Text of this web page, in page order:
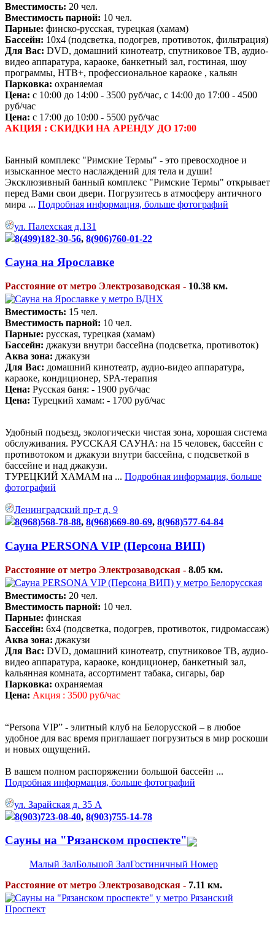
Вместимость: 20 чел.
Вместимость парной: 10 чел.
Парные: финско-русская, турецкая (хамам)
Бассейн: 10х4 (подсветка, подогрев, противоток, фильтрация)
Для Вас: DVD, домашний кинотеатр, спутниковое ТВ, аудио-
видео аппаратура, караоке, банкетный зал, гостиная, шоу
программы, НТВ+, профессиональное караоке , кальян
Парковка: охраняемая
Цена: с 10:00 до 14:00 - 3500 руб/час, с 14:00 до 17:00 - 4500
руб/час
Цена: с 17:00 до 10:00 - 5500 руб/час
АКЦИЯ : СКИДКИ НА АРЕНДУ ДО 17:00
Банный комплекс "Римские Термы" - это превосходное и
изысканное место наслаждений для тела и души!
Эксклюзивный банный комплекс "Римские Термы" открывает
перед Вами свои двери. Погрузитесь в атмосферу античного
мира ... Подробная информация, больше фотографий
ул. Палехская д.131
8(499)182-30-56, 8(906)760-01-22
Сауна на Ярославке
Расстояние от метро Электрозаводская - 10.38 км.
Вместимость: 15 чел.
Вместимость парной: 10 чел.
Парные: русская, турецкая (хамам)
Бассейн: джакузи внутри бассейна (подсветка, противоток)
Аква зона: джакузи
Для Вас: домашний кинотеатр, аудио-видео аппаратура,
караоке, кондиционер, SPA-терапия
Цена: Русская баня: - 1900 руб/час
Цена: Турецкий хамам: - 1700 руб/час
Удобный подъезд, экологически чистая зона, хорошая система
обслуживания. РУССКАЯ СAУНА: на 15 человек, бассейн с
противотоком и джакузи внутри бассейна, с подсветкой в
бассейне и над джакузи.
ТУРЕЦКИЙ ХАМАМ на ... Подробная информация, больше
фотографий
Ленинградский пр-т д. 9
8(968)568-78-88, 8(968)669-80-69, 8(968)577-64-84
Сауна PERSONA VIP (Персона ВИП)
Расстояние от метро Электрозаводская - 8.05 км.
Вместимость: 20 чел.
Вместимость парной: 10 чел.
Парные: финская
Бассейн: 6х4 (подсветка, подогрев, противоток, гидромассаж)
Аква зона: джакузи
Для Вас: DVD, домашний кинотеатр, спутниковое ТВ, аудио-
видео аппаратура, караоке, кондиционер, банкетный зал,
kaльяннaя комната, ассортимент тaбaкa, сигapы, бар
Парковка: охраняемая
Цена: Акция : 3500 руб/час
“Persona VIP” - элитный клуб на Белорусской – в любое
удобное для вас время приглашает погрузиться в мир роскоши
и новых ощущений.
В вашем полном распоряжении большой бассейн ...
Подробная информация, больше фотографий
ул. Зарайская д. 35 А
8(903)723-08-40, 8(903)755-14-78
Сауны на "Рязанском проспекте"
Малый ЗалБольшой ЗалГостиничный Номер
Расстояние от метро Электрозаводская - 7.11 км.